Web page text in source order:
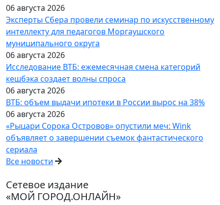
06 августа 2026
Эксперты Сбера провели семинар по искусственному
интеллекту для педагогов Моргаушского
муниципального округа
06 августа 2026
Исследование ВТБ: ежемесячная смена категорий
кешбэка создает волны спроса
06 августа 2026
ВТБ: объем выдачи ипотеки в России вырос на 38%
06 августа 2026
«Рыцари Сорока Островов» опустили меч: Wink
объявляет о завершении съемок фантастического
сериала
Все новости
Сетевое издание
«МОЙ ГОРОД.ОНЛАЙН»